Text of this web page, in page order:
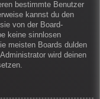
bestimmte Benutzer
kannst du den
von der Board-
keine sinnlosen
meisten Boards dulden
wird deinen